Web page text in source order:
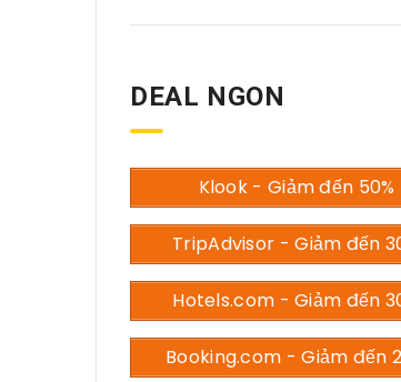
DEAL NGON
Klook - Giảm đến 50%
TripAdvisor - Giảm đến
Hotels.com - Giảm đến
Booking.com - Giảm đến